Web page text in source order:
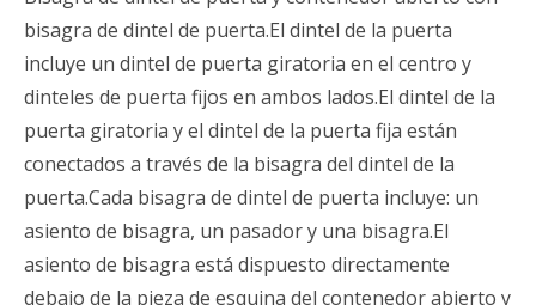
bisagra de dintel de puerta.El dintel de la puerta
incluye un dintel de puerta giratoria en el centro y
dinteles de puerta fijos en ambos lados.El dintel de la
puerta giratoria y el dintel de la puerta fija están
conectados a través de la bisagra del dintel de la
puerta.Cada bisagra de dintel de puerta incluye: un
asiento de bisagra, un pasador y una bisagra.El
asiento de bisagra está dispuesto directamente
debajo de la pieza de esquina del contenedor abierto y